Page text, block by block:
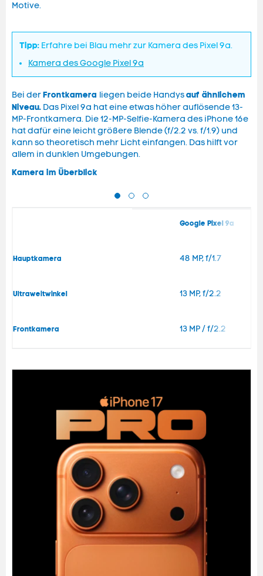
Motive.
Tipp: Erfahre bei Blau mehr zur Kamera des Pixel 9a.
Kamera des Google Pixel 9a
Bei derFrontkamera liegen beide Handysauf ähnlichem
Niveau. Das Pixel 9a hat eine etwas höher auflösende 13-
MP-Frontkamera. Die 12-MP-Selfie-Kamera des iPhone 16e
hat dafür eine leicht größere Blende (f/2.2 vs. f/1.9) und
kann so theoretisch mehr Licht einfangen. Das hilft vor
allem in dunklen Umgebungen.
Kamera im Überblick
Google Pixel 9a
Hauptkamera 48 MP, f/1.7
Ultraweitwinkel 13 MP, f/2.2
Frontkamera 13 MP / f/2.2